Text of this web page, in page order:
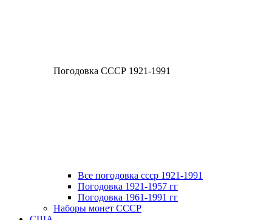
Погодовка СССР 1921-1991
Все погодовка ссср 1921-1991
Погодовка 1921-1957 гг
Погодовка 1961-1991 гг
Наборы монет СССР